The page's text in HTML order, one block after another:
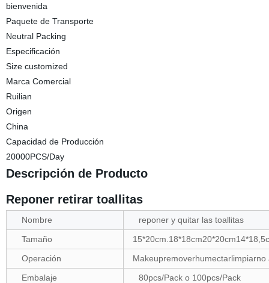
bienvenida
Paquete de Transporte
Neutral Packing
Especificación
Size customized
Marca Comercial
Ruilian
Origen
China
Capacidad de Producción
20000PCS/Day
Descripción de Producto
Reponer retirar toallitas
Nombre
reponer y quitar las toallitas
Tamaño
Operación
Embalaje
80pcs/Pack o 100pcs/Pack